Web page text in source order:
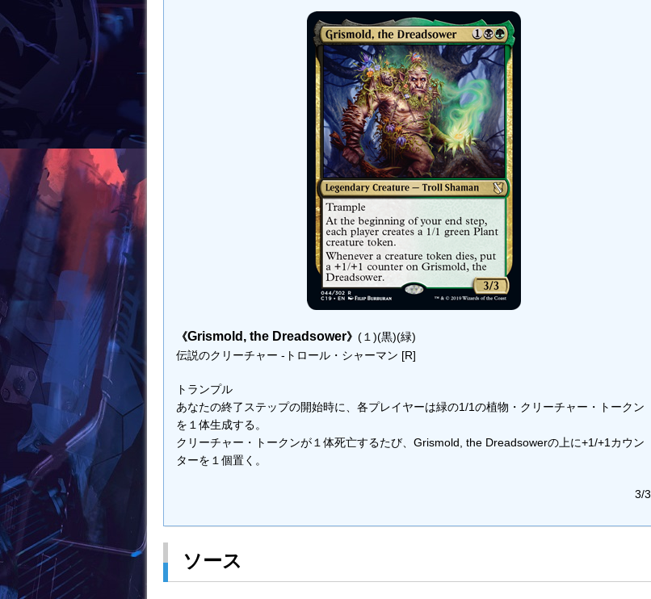
k
《Grismold, the Dreadsower》 (１)(黒)(緑)
伝説のクリーチャー -トロール・シャーマン [R]
トランプル
あなたの終了ステップの開始時に、各プレイヤーは緑の1/1の植物・クリーチャー・トークン
を１体生成する。
クリーチャー・トークンが１体死亡するたび、Grismold, the Dreadsowerの上に+1/+1カウン
ターを１個置く。
3/3
ソース